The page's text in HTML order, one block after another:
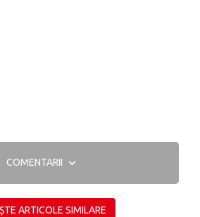
COMENTARII
ARTICOLE SIMILARE